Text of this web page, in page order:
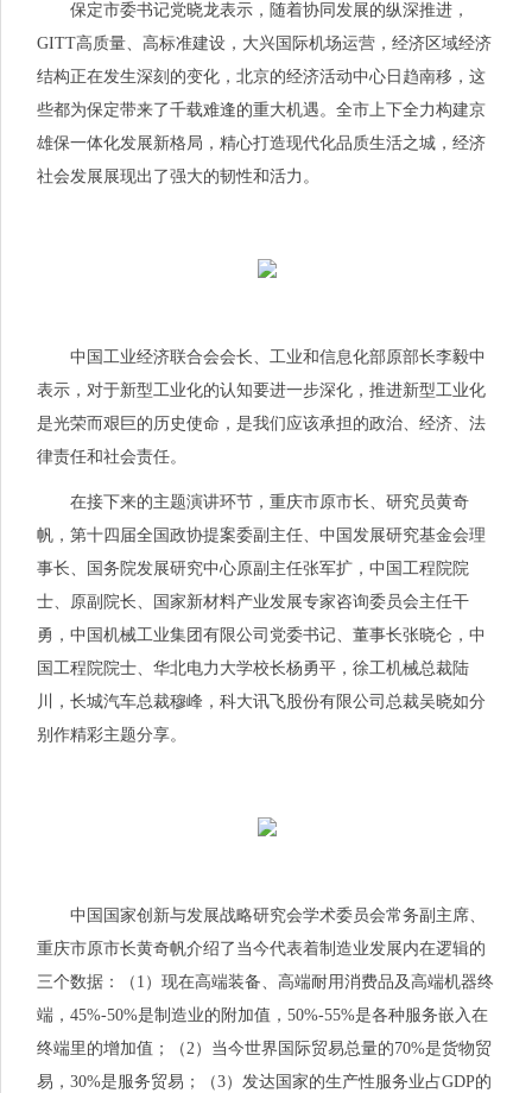
保定市委书记党晓龙表示，随着协同发展的纵深推进，
GITT高质量、高标准建设，大兴国际机场运营，经济区域经济
结构正在发生深刻的变化，北京的经济活动中心日趋南移，这
些都为保定带来了千载难逢的重大机遇。全市上下全力构建京
雄保一体化发展新格局，精心打造现代化品质生活之城，经济
社会发展展现出了强大的韧性和活力。
中国工业经济联合会会长、工业和信息化部原部长李毅中
表示，对于新型工业化的认知要进一步深化，推进新型工业化
是光荣而艰巨的历史使命，是我们应该承担的政治、经济、法
律责任和社会责任。
在接下来的主题演讲环节，重庆市原市长、研究员黄奇
帆，第十四届全国政协提案委副主任、中国发展研究基金会理
事长、国务院发展研究中心原副主任张军扩，中国工程院院
士、原副院长、国家新材料产业发展专家咨询委员会主任干
勇，中国机械工业集团有限公司党委书记、董事长张晓仑，中
国工程院院士、华北电力大学校长杨勇平，徐工机械总裁陆
川，长城汽车总裁穆峰，科大讯飞股份有限公司总裁吴晓如分
别作精彩主题分享。
中国国家创新与发展战略研究会学术委员会常务副主席、
重庆市原市长黄奇帆介绍了当今代表着制造业发展内在逻辑的
三个数据：（1）现在高端装备、高端耐用消费品及高端机器终
端，45%-50%是制造业的附加值，50%-55%是各种服务嵌入在
终端里的增加值；（2）当今世界国际贸易总量的70%是货物贸
易，30%是服务贸易；（3）发达国家的生产性服务业占GDP的